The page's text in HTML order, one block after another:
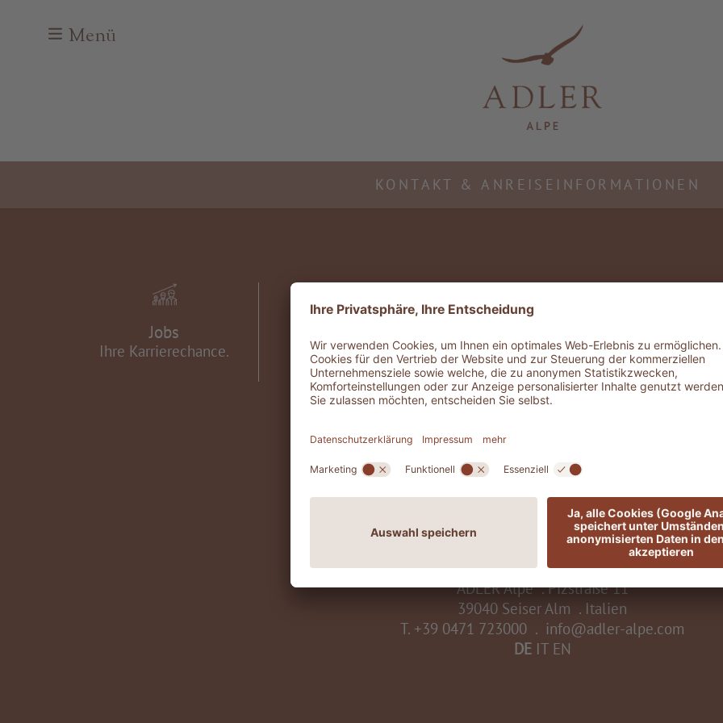
Menü
KONTAKT & ANREISEINFORMATIONEN
Jobs
Ihre Karrierechance.
Leichtigkeit
verschenken.
Ihre Treue wird
belohnt.
ADLER Alpe.Pizstraße 11
39040 Seiser Alm . Italien
T. +39 0471 723000 . info@adler-alpe.com
DE IT EN